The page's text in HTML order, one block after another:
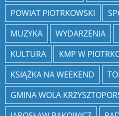
POWIAT PIOTRKOWSKI
MUZYKA
WYDARZENIA
KULTURA
KMP W
KSIĄŻKA NA WEEKEND
GMINA WOLA